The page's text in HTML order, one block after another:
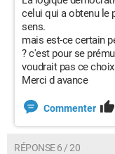
celui qui a obtenu le
sens.
mais est-ce certain
? c'est pour se
voudrait pas ce
Merci d avance
Commenter
RÉPONSE 6 / 20